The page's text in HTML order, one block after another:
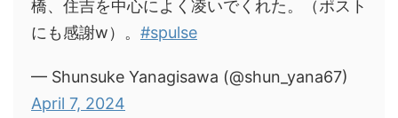
橋、住吉を中心によく凌いでくれた。（ポスト
にも感謝w）。 #spulse
— Shunsuke Yanagisawa (@shun_yana67)
April 7, 2024